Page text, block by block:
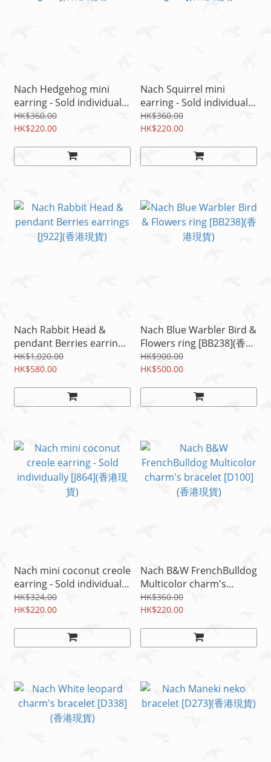
Nach Hedgehog mini
earring - Sold individually
[J953](香港現貨)
HK$360.00
HK$220.00
Nach Squirrel mini
earring - Sold individually
[J945](香港現貨)
HK$360.00
HK$220.00
Nach Rabbit Head &
pendant Berries earrings
[J922](香港現貨)
HK$1,020.00
HK$580.00
Nach Blue Warbler Bird &
Flowers ring [BB238](香港
現貨)
HK$900.00
HK$500.00
Nach mini coconut creole
earring - Sold individually
[J864](香港現貨)
HK$324.00
HK$220.00
Nach B&W FrenchBulldog
Multicolor charm's
bracelet [D100](香港現貨)
HK$360.00
HK$220.00